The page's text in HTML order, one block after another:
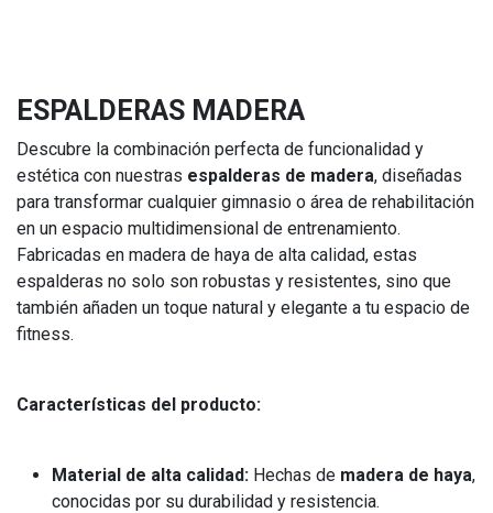
ESPALDERAS MADERA
Descubre la combinación perfecta de funcionalidad y
estética con nuestras espalderas de madera, diseñadas
para transformar cualquier gimnasio o área de rehabilitación
en un espacio multidimensional de entrenamiento.
Fabricadas en madera de haya de alta calidad, estas
espalderas no solo son robustas y resistentes, sino que
también añaden un toque natural y elegante a tu espacio de
fitness.
Características del producto:
Material de alta calidad: Hechas de madera de haya,
conocidas por su durabilidad y resistencia.